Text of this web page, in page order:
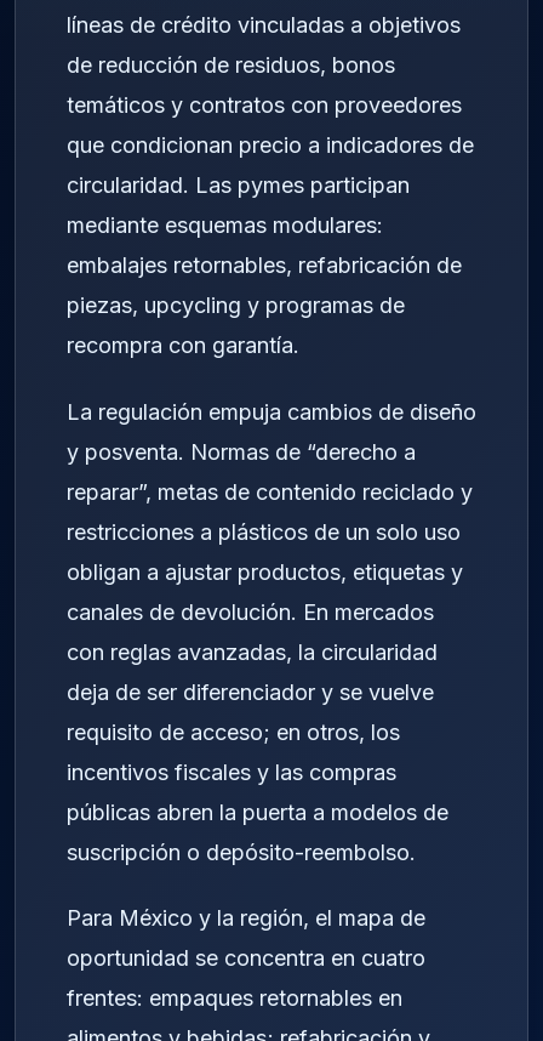
líneas de crédito vinculadas a objetivos
de reducción de residuos, bonos
temáticos y contratos con proveedores
que condicionan precio a indicadores de
circularidad. Las pymes participan
mediante esquemas modulares:
embalajes retornables, refabricación de
piezas, upcycling y programas de
recompra con garantía.
La regulación empuja cambios de diseño
y posventa. Normas de “derecho a
reparar”, metas de contenido reciclado y
restricciones a plásticos de un solo uso
obligan a ajustar productos, etiquetas y
canales de devolución. En mercados
con reglas avanzadas, la circularidad
deja de ser diferenciador y se vuelve
requisito de acceso; en otros, los
incentivos fiscales y las compras
públicas abren la puerta a modelos de
suscripción o depósito-reembolso.
Para México y la región, el mapa de
oportunidad se concentra en cuatro
frentes: empaques retornables en